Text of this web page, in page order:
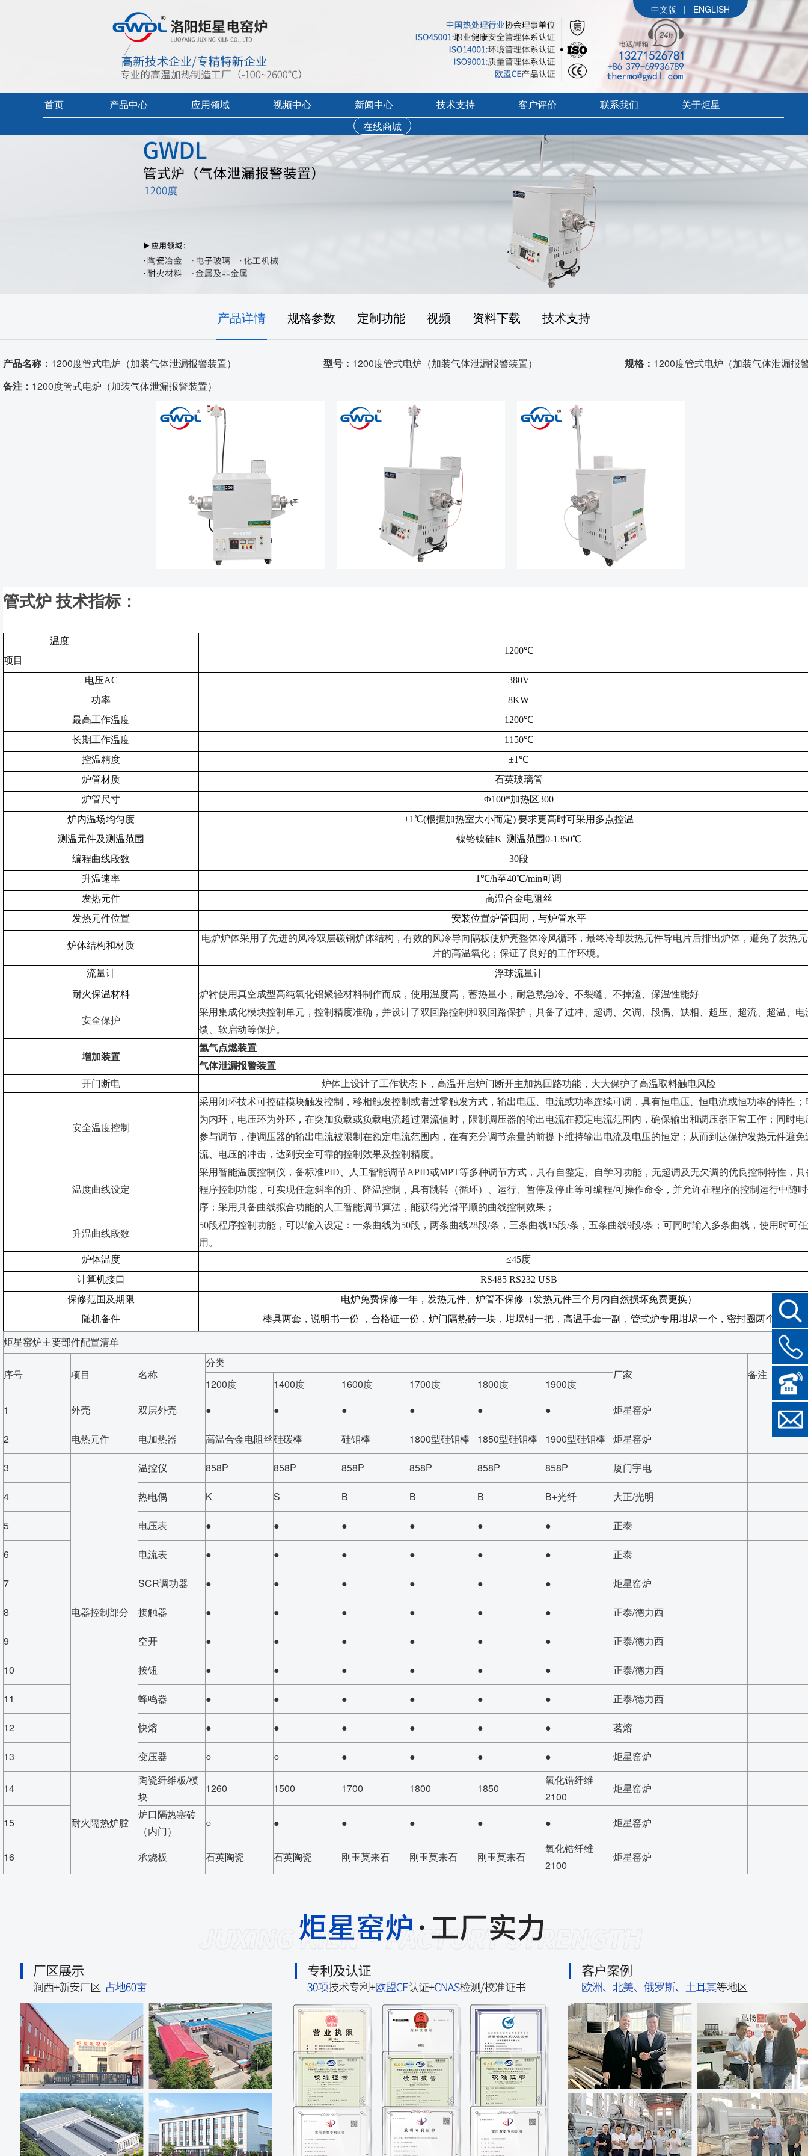
中文版 | ENGLISH
首页 产品中心
电炉配件
代工服务
应用领域
燃料电池专用炉
热加工技术（空气）
先进材料、增材制造、铸造
实验室、电池材料
视频中心
产品中心目录宣传视频
新闻中心
行业展会活动
公司新闻
技术支持
售后服务
免费培训
客户评价
工业炉客户评价
真空气氛炉客户评价
烘干箱客户评价
联系我们 关于炬星
参展信息
品质证书
在线商城
首页> 产品中心 >实验电炉-热压炉 > 1200度管式电炉（加装气体泄漏报警装置）
产品详情 规格参数 定制功能 视频 资料下载 技术支持
产品名称： 1200度管式电炉（加装气体泄漏报警装置） 型号： 1200度管式电炉（加装气体泄漏报警装置） 规格： 1200度管式电炉（加装气体泄漏报
备注： 1200度管式电炉（加装气体泄漏报警装置）
管式炉 技术指标：
温度
项目
1200℃
电压AC
380V
功率
8KW
最高工作温度
1200℃
长期工作温度
1150℃
控温精度
±1℃
炉管材质
石英玻璃管
炉管尺寸
Φ100*加热区300
炉内温场均匀度
±1℃(根据加热室大小而定) 要求更高时可采用多点控温
测温元件及测温范围
镍铬镍硅K 测温范围0-1350℃
编程曲线段数
30段
升温速率
1℃/h至40℃/min可调
发热元件
高温合金电阻丝
发热元件位置
安装位置炉管四周，与炉管水平
炉体结构和材质
电炉炉体采用了先进的风冷双层碳钢炉体结构，有效的风冷导向隔板使炉壳整体冷风循环，最终冷却发热元件导电片后排出炉体，避免了发热
片的高温氧化；保证了良好的工作环境。
流量计
浮球流量计
耐火保温材料 炉衬使用真空成型高纯氧化铝聚轻材料制作而成，使用温度高，蓄热量小，耐急热急冷、不裂缝、不掉渣、保温性能好
安全保护
采用集成化模块控制单元，控制精度准确，并设计了双回路控制和双回路保护，具备了过冲、超调、欠调、段偶、缺相、超压、超流、超温、电
馈、软启动等保护。
增加装置
氢气点燃装置
气体泄漏报警装置
开门断电
炉体上设计了工作状态下，高温开启炉门断开主加热回路功能，大大保护了高温取料触电风险
安全温度控制
采用闭环技术可控硅模块触发控制，移相触发控制或者过零触发方式，输出电压、电流或功率连续可调，具有恒电压、恒电流或恒功率的特性；
为内环，电压环为外环，在突加负载或负载电流超过限流值时，限制调压器的输出电流在额定电流范围内，确保输出和调压器正常工作；同时电
参与调节，使调压器的输出电流被限制在额定电流范围内，在有充分调节余量的前提下维持输出电流及电压的恒定；从而到达保护发热元件避免
流、电压的冲击，达到安全可靠的控制效果及控制精度。
温度曲线设定
采用智能温度控制仪，备标准PID、人工智能调节APID或MPT等多种调节方式，具有自整定、自学习功能，无超调及无欠调的优良控制特性，具
程序控制功能，可实现任意斜率的升、降温控制，具有跳转（循环）、运行、暂停及停止等可编程/可操作命令，并允许在程序的控制运行中随
序；采用具备曲线拟合功能的人工智能调节算法，能获得光滑平顺的曲线控制效果；
升温曲线段数
50段程序控制功能，可以输入设定：一条曲线为50段，两条曲线28段/条，三条曲线15段/条，五条曲线9段/条；可同时输入多条曲线，使用时可
用。
炉体温度
≤45度
计算机接口
RS485 RS232 USB
保修范围及期限
电炉免费保修一年，发热元件、炉管不保修（发热元件三个月内自然损坏免费更换）
随机备件
棒具两套，说明书一份 ，合格证一份，炉门隔热砖一块，坩埚钳一把，高温手套一副，管式炉专用坩埚一个，密封圈两个
炬星窑炉主要部件配置清单
序号 项目 名称
分类
厂家
备注
1200度 1400度 1600度 1700度 1800度
1900度
1
外壳 双层外壳 ● ● ● ● ● ● 炬星窑炉
2 电热元件 电加热器 高温合金电阻丝硅碳棒 硅钼棒 1800型硅钼棒 1850型硅钼棒 1900型硅钼棒 炬星窑炉
3
电器控制部分
温控仪 858P 858P 858P 858P 858P 858P 厦门宇电
4 热电偶 K S B B B B+光纤 大正/光明
5 电压表 ● ● ● ● ● ● 正泰
6 电流表 ● ● ● ● ● ● 正泰
7 SCR调功器 ● ● ● ● ● ● 炬星窑炉
8 接触器 ● ● ● ● ● ● 正泰/德力西
9 空开 ● ● ● ● ● ● 正泰/德力西
10 按钮 ● ● ● ● ● ● 正泰/德力西
11 蜂鸣器 ● ● ● ● ● ● 正泰/德力西
12 快熔 ● ● ● ● ● ● 茗熔
13 变压器 ○ ○ ● ● ● ● 炬星窑炉
14
耐火隔热炉膛
陶瓷纤维板/模
块
1260 1500 1700 1800 1850
氧化锆纤维
2100
炬星窑炉
15
炉口隔热塞砖
（内门）
○ ● ● ● ● ● 炬星窑炉
16 承烧板 石英陶瓷 石英陶瓷 刚玉莫来石 刚玉莫来石 刚玉莫来石
氧化锆纤维
2100
炬星窑炉